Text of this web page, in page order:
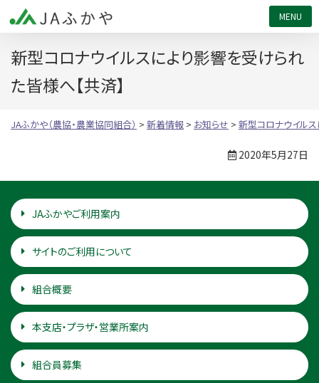
新型コロナウイルスにより影響を受けられ
た皆様へ【共済】
JAふかや（農協・農業協同組合） > 新着情報 > お知らせ > 新型コロナウイル
2020年5月27日
JAふかやご利用案内
サイトのご利用について
組合概要
本支店・プラザ・営業所案内
組合員募集